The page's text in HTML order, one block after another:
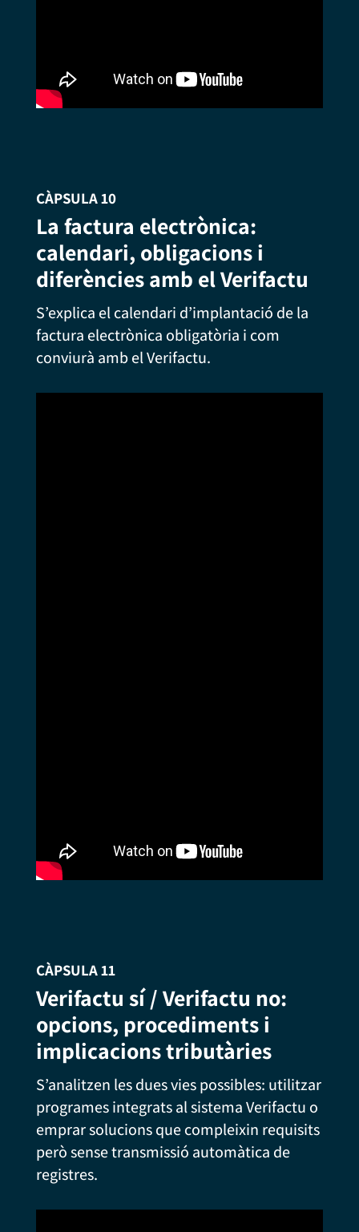
CÀPSULA 10
La factura electrònica:
calendari, obligacions i
diferències amb el Verifactu
S’explica el calendari d’implantació de la
factura electrònica obligatòria i com
conviurà amb el Verifactu.
CÀPSULA 11
Verifactu sí / Verifactu no:
opcions, procediments i
implicacions tributàries
S’analitzen les dues vies possibles: utilitzar
programes integrats al sistema Verifactu o
emprar solucions que compleixin requisits
però sense transmissió automàtica de
registres.